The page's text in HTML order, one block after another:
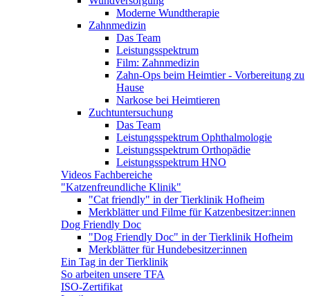
Moderne Wundtherapie
Zahnmedizin
Das Team
Leistungsspektrum
Film: Zahnmedizin
Zahn-Ops beim Heimtier - Vorbereitung zu
Hause
Narkose bei Heimtieren
Zuchtuntersuchung
Das Team
Leistungsspektrum Ophthalmologie
Leistungsspektrum Orthopädie
Leistungsspektrum HNO
Videos Fachbereiche
"Katzenfreundliche Klinik"
"Cat friendly" in der Tierklinik Hofheim
Merkblätter und Filme für Katzenbesitzer:innen
Dog Friendly Doc
"Dog Friendly Doc" in der Tierklinik Hofheim
Merkblätter für Hundebesitzer:innen
Ein Tag in der Tierklinik
So arbeiten unsere TFA
ISO-Zertifikat